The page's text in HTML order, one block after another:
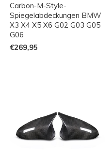
Carbon-M-Style-
Spiegelabdeckungen BMW
X3 X4 X5 X6 G02 G03 G05
G06
€269,95